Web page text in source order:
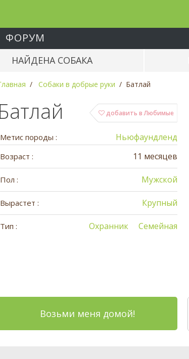
ФОРУМ
НАЙДЕНА СОБАКА
Собаки в добрые руки Батлай
добавить в Любимые
Батлай
Метис породы : Ньюфаундленд
Возраст : 11 месяцев
Пол : Мужской
Вырастет : Крупный
Тип : Семейная
Охранник
Возьми меня домой!